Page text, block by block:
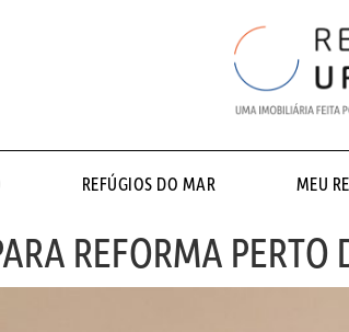
REFÚGIOS DO MAR MEU
REFORMA PERTO